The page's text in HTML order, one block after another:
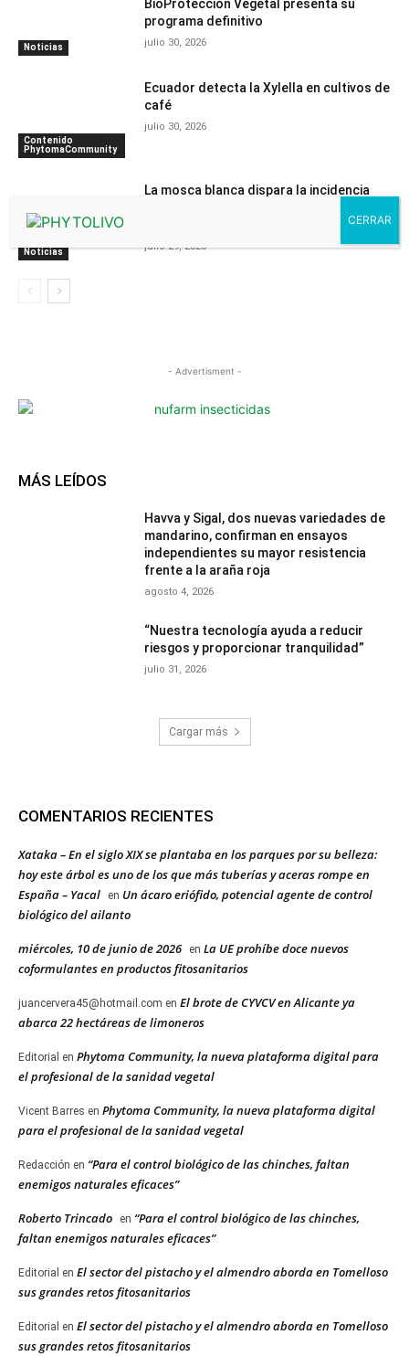
Noticias
BioProtección Vegetal presenta su
programa definitivo
julio 30, 2026
Contenido
PhytomaCommunity
Ecuador detecta la Xylella en cultivos de
café
julio 30, 2026
Noticias
La mosca blanca dispara la incidencia
julio 29, 2026
- Advertisment -
MÁS LEÍDOS
Havva y Sigal, dos nuevas variedades de
mandarino, confirman en ensayos
independientes su mayor resistencia
frente a la araña roja
agosto 4, 2026
“Nuestra tecnología ayuda a reducir
riesgos y proporcionar tranquilidad”
julio 31, 2026
Cargar más
COMENTARIOS RECIENTES
Xataka – En el siglo XIX se plantaba en los parques por su belleza:
hoy este árbol es uno de los que más tuberías y aceras rompe en
España – Yacal
en Un ácaro eriófido, potencial agente de control
biológico del ailanto
miércoles, 10 de junio de 2026 en La UE prohíbe doce nuevos
coformulantes en productos fitosanitarios
juancervera45@hotmail.com en El brote de CYVCV en Alicante ya
abarca 22 hectáreas de limoneros
Editorial en Phytoma Community, la nueva plataforma digital para
el profesional de la sanidad vegetal
Vicent Barres en Phytoma Community, la nueva plataforma digital
para el profesional de la sanidad vegetal
Redacción en “Para el control biológico de las chinches, faltan
enemigos naturales eficaces”
Roberto Trincado en “Para el control biológico de las chinches,
faltan enemigos naturales eficaces”
Editorial en El sector del pistacho y el almendro aborda en Tomelloso
sus grandes retos fitosanitarios
Editorial en El sector del pistacho y el almendro aborda en Tomelloso
sus grandes retos fitosanitarios